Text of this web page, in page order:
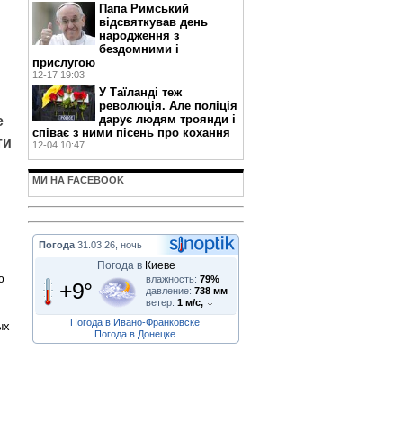
Папа Римський
відсвяткував день
народження з
бездомними і
прислугою
12-17 19:03
У Таїланді теж
революція. Але поліція
дарує людям троянди і
співає з ними пісень про кохання
12-04 10:47
МИ НА FACEBOOK
Погода 31.03.26, ночь
Погода в Киеве
+9° влажность: 79%
давление: 738 мм
ветер: 1 м/с,
Погода в Ивано-Франковске
Погода в Донецке